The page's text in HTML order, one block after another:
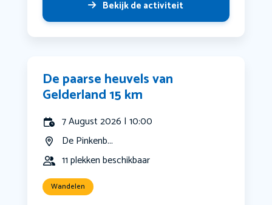
Bekijk de activiteit
De paarse heuvels van
Gelderland 15 km
7 August 2026 | 10:00
De Pinkenb...
11 plekken beschikbaar
Wandelen